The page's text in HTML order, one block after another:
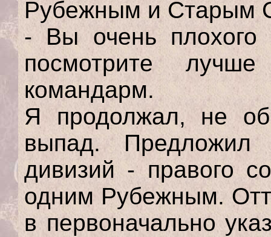
Рубежным и Старым
- Вы очень плохого
посмотрите
командарм.
Я продолжал, не
выпад. Предложил
дивизий - правого
одним Рубежным.
в первоначально